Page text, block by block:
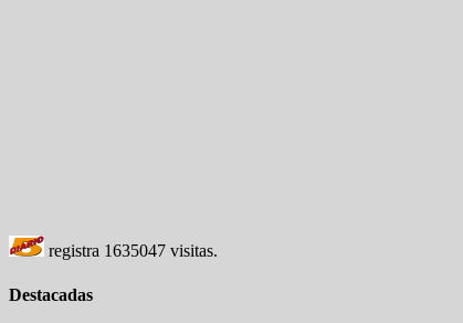
registra 1635047 visitas.
Destacadas